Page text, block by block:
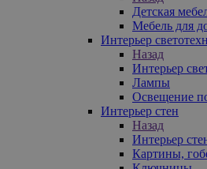
Детская
Мебель для
Интерьер
Назад
Интерьер
Лампы
Освещение
Интерьер стен
Назад
Интерьер
Картины,